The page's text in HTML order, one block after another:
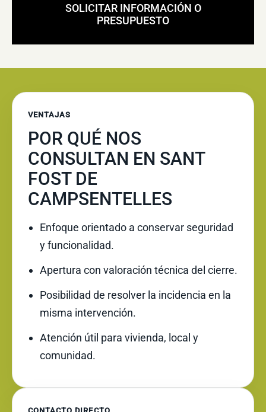
SOLICITAR INFORMACIÓN O
PRESUPUESTO
VENTAJAS
POR QUÉ NOS
CONSULTAN EN SANT
FOST DE
CAMPSENTELLES
Enfoque orientado a conservar seguridad
y funcionalidad.
Apertura con valoración técnica del cierre.
Posibilidad de resolver la incidencia en la
misma intervención.
Atención útil para vivienda, local y
comunidad.